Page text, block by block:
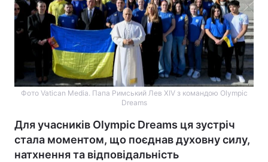
Фото Vatican Media. Папа Римський Лев XIV з командою Olympic
Dreams
Для учасників Olympic Dreams ця зустріч
стала моментом, що поєднав духовну силу,
натхнення та відповідальність